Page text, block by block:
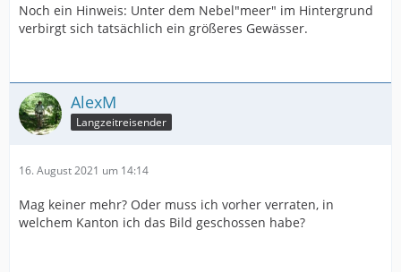
Noch ein Hinweis: Unter dem Nebel"meer" im Hintergrund
verbirgt sich tatsächlich ein größeres Gewässer.
AlexM
Langzeitreisender
16. August 2021 um 14:14
Mag keiner mehr? Oder muss ich vorher verraten, in
welchem Kanton ich das Bild geschossen habe?